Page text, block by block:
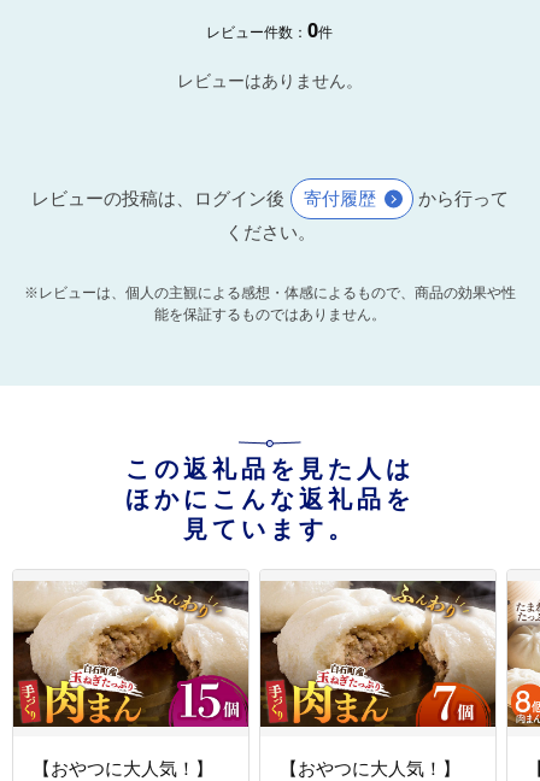
レビュー件数：0件
レビューはありません。
レビューの投稿は、ログイン後 寄付履歴
から行って
ください。
※レビューは、個人の主観による感想・体感によるもので、商品の効果や性
能を保証するものではありません。
この返礼品を見た人は
ほかにこんな返礼品を
見ています。
【おやつに大人気！】
【おやつに大人気！】